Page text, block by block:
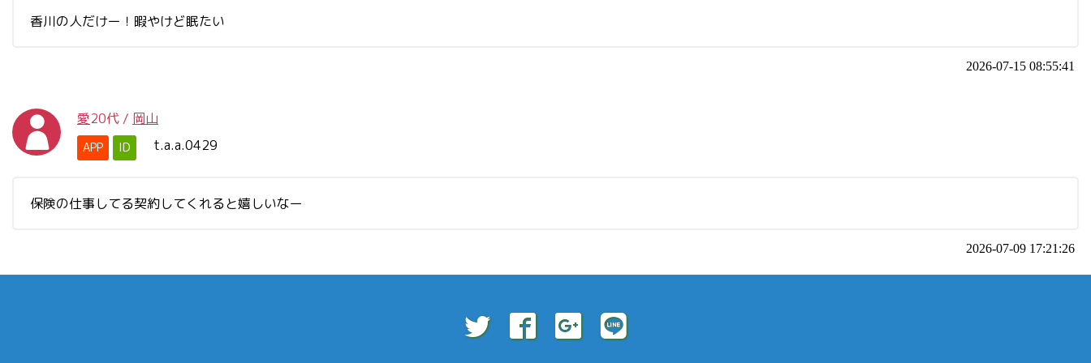
香川の人だけー！暇やけど眠たい
2026-07-15 08:55:41
愛20代 / 岡山
APP ID t.a.a.0429
保険の仕事してる契約してくれると嬉しいなー
2026-07-09 17:21:26